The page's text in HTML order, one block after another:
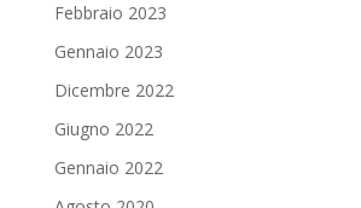
Febbraio 2023
Gennaio 2023
Dicembre 2022
Giugno 2022
Gennaio 2022